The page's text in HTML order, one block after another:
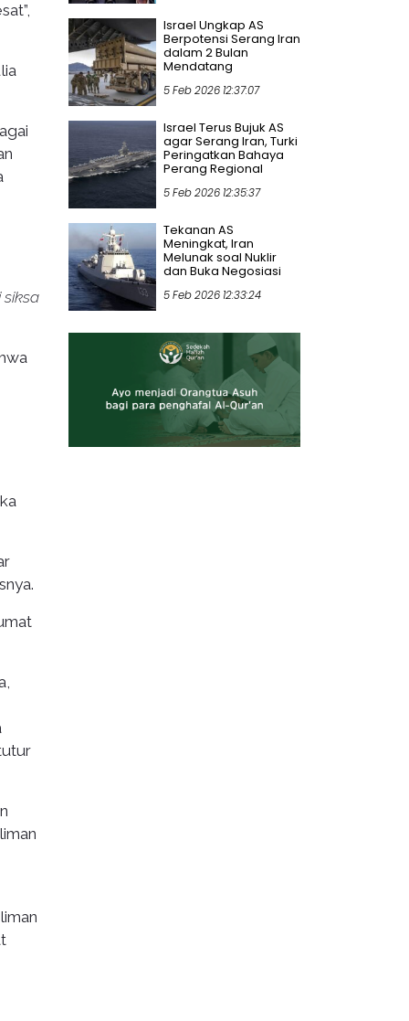
siksa
Israel Ungkap AS
Berpotensi Serang Iran
dalam 2 Bulan
Mendatang
5 Feb 2026 12:37:07
Israel Terus Bujuk AS
agar Serang Iran, Turki
Peringatkan Bahaya
Perang Regional
5 Feb 2026 12:35:37
Tekanan AS
Meningkat, Iran
Melunak soal Nuklir
dan Buka Negosiasi
5 Feb 2026 12:33:24